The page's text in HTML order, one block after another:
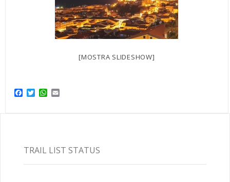
[MOSTRA SLIDESHOW]
Facebook
TwitterWhatsApp
Email
TRAIL LIST STATUS